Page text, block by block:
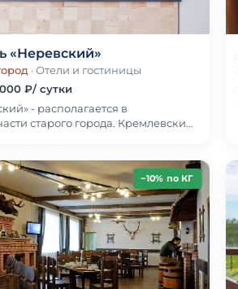
«Неревский»
· Отели и гостиницы
₽/ сутки
- располагается в
старого города. Кремлевский
−10% по КГ